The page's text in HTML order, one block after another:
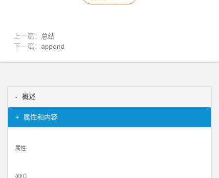
上一篇： 总结
下一篇： append
概述
属性和内容
属性
attr()